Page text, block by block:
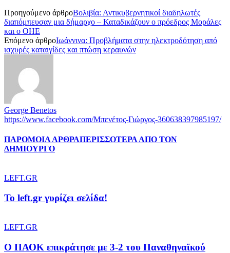
Προηγούμενο άρθροΒολιβία: Αντικυβερνητικοί διαδηλωτές
διαπόμπευσαν μια δήμαρχο – Καταδικάζουν ο πρόεδρος Μοράλες
και ο ΟΗΕ
Επόμενο άρθροΙωάννινα: Προβλήματα στην ηλεκτροδότηση από
ισχυρές καταιγίδες και πτώση κεραυνών
George Benetos
https://www.facebook.com/Μπενέτος-Γιώργος-360638397985197/
ΠΑΡΟΜΟΙΑ ΑΡΘΡΑΠΕΡΙΣΣΟΤΕΡΑ ΑΠΟ ΤΟΝ
ΔΗΜΙΟΥΡΓΟ
LEFT.GR
To left.gr γυρίζει σελίδα!
LEFT.GR
Ο ΠΑΟΚ επικράτησε με 3-2 του Παναθηναϊκού